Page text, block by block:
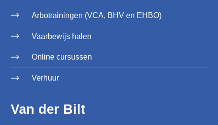
Arbotrainingen (VCA, BHV en EHBO)
Vaarbewijs halen
Online cursussen
Verhuur
Van der Bilt